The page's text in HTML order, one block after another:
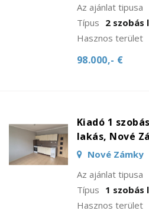
Az ajánlat tipusa
Típus 2 szobás
Hasznos terület
98.000,- €
Kiadó 1
lakás, Nové
Nové Zámky
Az ajánlat tipusa
Típus 1 szobás
Hasznos terület